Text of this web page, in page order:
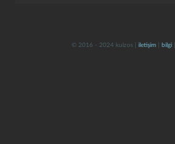
© 2016 - 2024 kulzos | iletişim| bilgi|